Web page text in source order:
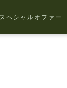
スペシャルオファー